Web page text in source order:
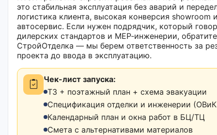
это стабильная эксплуатация без аварий и
логистика клиента, высокая конверсия showroom
автосервис. Если нужен подрядчик, который
дилерских стандартов и MEP‑инженерии,
СтройОтделка — мы берем ответственность за
проекта до ввода в эксплуатацию.
Чек-лист запуска:
ТЗ + поэтажный план + схема эвакуации
Спецификация отделки и инженерии
Календарный план и окна работ в БЦ/ТЦ
Смета с альтернативами материалов